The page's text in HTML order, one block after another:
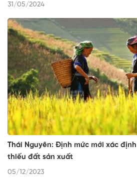
31/05/2024
Thái Nguyên: Định mức mới xác
thiếu đất sản xuất
05/12/2023